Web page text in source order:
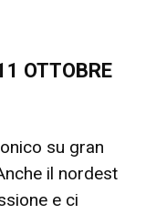
OTTOBRE
su gran
il nordest
e ci